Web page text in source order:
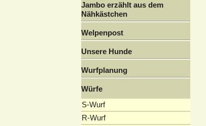
Jambo erzählt aus dem
Nähkästchen
Welpenpost
Unsere Hunde
Wurfplanung
Würfe
S-Wurf
R-Wurf